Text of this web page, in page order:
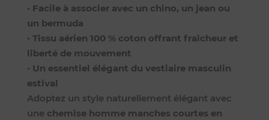
• Facile à associer avec un chino, un jean ou
un bermuda
• Tissu aérien 100 % coton offrant fraîcheur et
liberté de mouvement
• Un essentiel élégant du vestiaire masculin
estival
Adoptez un style naturellement élégant avec
une chemise homme manches courtes en